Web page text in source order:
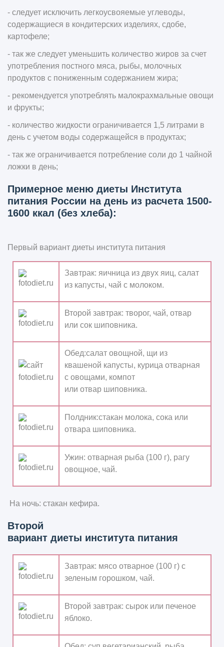
- следует исключить легкоусвояемые углеводы,
содержащиеся в кондитерских изделиях, сдобе,
картофеле;
- так же следует уменьшить количество жиров за счет
употребления постного мяса, рыбы, молочных
продуктов с пониженным содержанием жира;
- рекомендуется употреблять малокрахмальные овощи
и фрукты;
- количество жидкости ограничивается 1,5 литрами в
день с учетом воды содержащейся в продуктах;
- так же ограничивается потребление соли до 1 чайной
ложки в день;
Примерное меню диеты Института
питания России на день из расчета 1500-
1600 ккал (без хлеба):
Первый вариант диеты института питания
Завтрак: яичница из двух яиц, салат
из капусты, чай с молоком.
Второй завтрак: творог, чай, отвар
или сок шиповника.
Обед:салат овощной, щи из
квашеной капусты, курица отварная
с овощами, компот
или отвар шиповника.
Полдник:стакан молока, сока или
отвара шиповника.
Ужин: отварная рыба (100 г), рагу
овощное, чай.
На ночь: стакан кефира.
Второй
вариант диеты института питания
Завтрак: мясо отварное (100 г) с
зеленым горошком, чай.
Второй завтрак: сырок или печеное
яблоко.